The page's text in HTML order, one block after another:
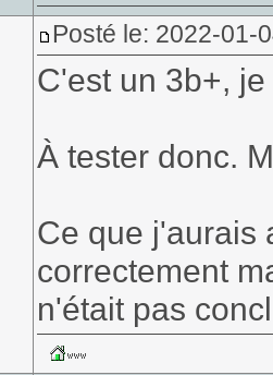
Posté le: 2022-01-
C'est un 3b+,
À tester donc.
Ce que j'aurais
correctement
n'était pas